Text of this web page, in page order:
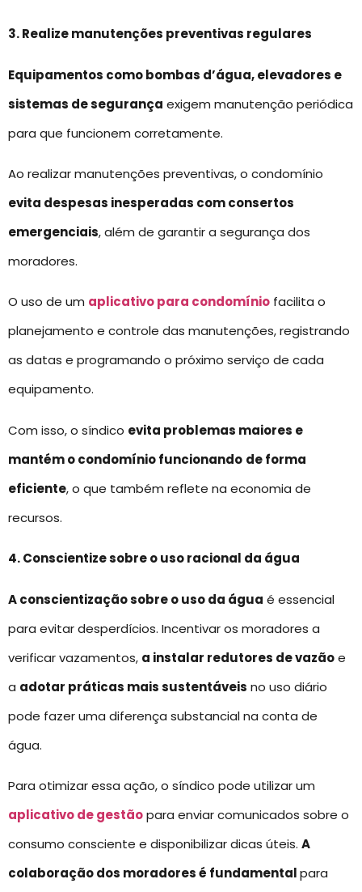
3. Realize manutenções preventivas regulares
Equipamentos como bombas d’água, elevadores e
sistemas de segurança exigem manutenção periódica
para que funcionem corretamente.
Ao realizar manutenções preventivas, o condomínio
evita despesas inesperadas com consertos
emergenciais, além de garantir a segurança dos
moradores.
O uso de um aplicativo para condomínio facilita o
planejamento e controle das manutenções, registrando
as datas e programando o próximo serviço de cada
equipamento.
Com isso, o síndico evita problemas maiores e
mantém o condomínio funcionando de forma
eficiente, o que também reflete na economia de
recursos.
4. Conscientize sobre o uso racional da água
A conscientização sobre o uso da água é essencial
para evitar desperdícios. Incentivar os moradores a
verificar vazamentos, a instalar redutores de vazãoe
a adotar práticas mais sustentáveis no uso diário
pode fazer uma diferença substancial na conta de
água.
Para otimizar essa ação, o síndico pode utilizar um
aplicativo de gestãopara enviar comunicados sobre o
consumo consciente e disponibilizar dicas úteis. A
colaboração dos moradores é fundamentalpara